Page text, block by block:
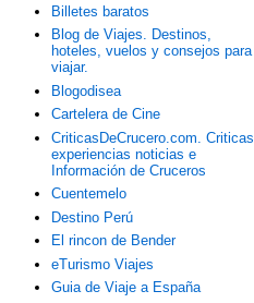
Billetes baratos
Blog de Viajes. Destinos,
hoteles, vuelos y consejos para
viajar.
Blogodisea
Cartelera de Cine
CriticasDeCrucero.com. Criticas
experiencias noticias e
Información de Cruceros
Cuentemelo
Destino Perú
El rincon de Bender
eTurismo Viajes
Guia de Viaje a España